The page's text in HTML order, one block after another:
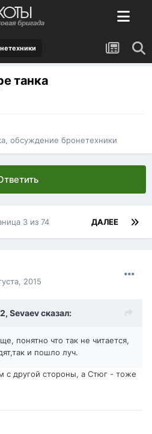
танка
обсуждение бронетехники
ДАЛЕЕ
3 из 74
2015
Sevaevсказал:
понятно что так не читается,
и пошло луч.
с другой стороны, а Стюг - тоже